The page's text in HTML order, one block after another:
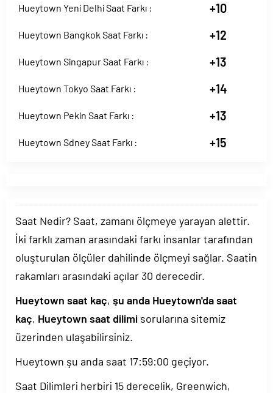
Hueytown Yeni Delhi Saat Farkı : +10
Hueytown Bangkok Saat Farkı : +12
Hueytown Singapur Saat Farkı : +13
Hueytown Tokyo Saat Farkı : +14
Hueytown Pekin Saat Farkı : +13
Hueytown Sdney Saat Farkı : +15
Saat Nedir? Saat, zamanı ölçmeye yarayan alettir.
İki farklı zaman arasındaki farkı insanlar tarafından
oluşturulan ölçüler dahilinde ölçmeyi sağlar. Saatin
rakamları arasındaki açılar 30 derecedir.
Hueytown saat kaç, şu anda Hueytown'da saat
kaç, Hueytown saat dilimi sorularına sitemiz
üzerinden ulaşabilirsiniz.
Hueytown şu anda saat 17:59:00 geçiyor.
Saat Dilimleri herbiri 15 derecelik, Greenwich,